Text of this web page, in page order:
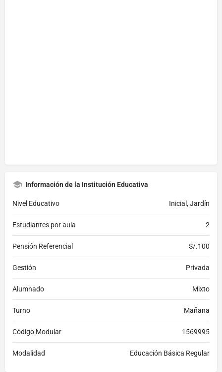
Información de la Institución Educativa
Nivel Educativo Inicial, Jardín
Estudiantes por aula 2
Pensión Referencial S/.100
Gestión Privada
Alumnado Mixto
Turno Mañana
Código Modular 1569995
Modalidad Educación Básica Regular